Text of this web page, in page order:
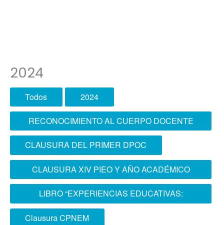
2024
Todos 2024
RECONOCIMIENTO AL CUERPO DOCENTE
DE LA ESCOFFAA-EPG
CLAUSURA DEL PRIMER DPOC
CLAUSURA XIV PIEO Y AÑO ACADÉMICO
2024 ESCOFFAA - EPG
LIBRO “EXPERIENCIAS EDUCATIVAS:
APLICACIÓN DE LA ANDRAGOGÍA EN LA
Clausura CPNEM